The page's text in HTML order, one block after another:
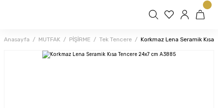
Anasayfa MUTFAK PİŞİRME Tek Tencere Korkmaz Lena Seramik